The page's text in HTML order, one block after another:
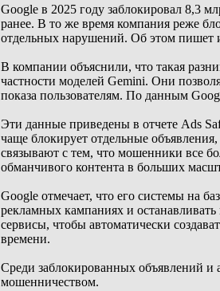
Google в 2025 году заблокировал 8,3
ранее. В то же время компания реже
отдельных нарушений. Об этом пишет
В компании объяснили, что такая
частности моделей Gemini. Они
показа пользователям. По данным
Эти данные приведены в отчете Ads
чаще блокирует отдельные
связывают с тем, что мошенники все
обманчивого контента в больших
Google отмечает, что его системы на
рекламных кампаниях и
сервисы, чтобы автоматически
времени.
Среди заблокированных объявлений и
мошенничеством.